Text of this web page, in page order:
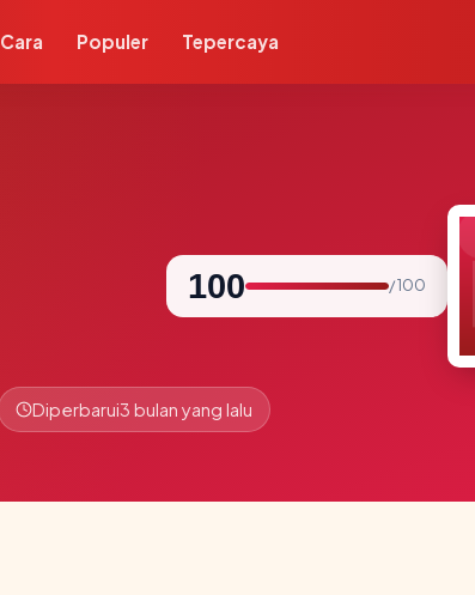
Cara Populer Tepercaya
100 / 100
Diperbarui3 bulan yang lalu